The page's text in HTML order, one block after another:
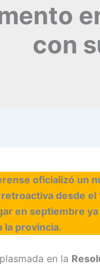
con
oficializó un
desde el
en septiembre
la provincia.
en la